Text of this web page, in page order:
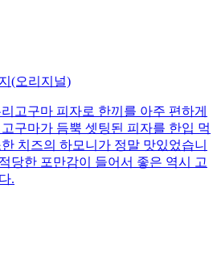
(오리지널)
고구마 피자로 한끼를 아주 편하게
구마가 듬뿍 셋팅된 피자를 한입 먹
치즈의 하모니가 정말 맛있었습니
당한 포만감이 들어서 좋은 역시 고
.